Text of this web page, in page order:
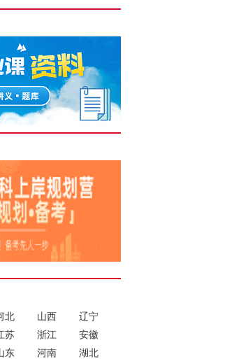
北 山西
辽宁
苏 浙江
安徽
东 河南
湖北